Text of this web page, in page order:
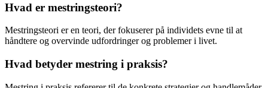
Hvad er mestringsteori?
Mestringsteori er en teori, der fokuserer på individets evne til at
håndtere og overvinde udfordringer og problemer i livet.
Hvad betyder mestring i praksis?